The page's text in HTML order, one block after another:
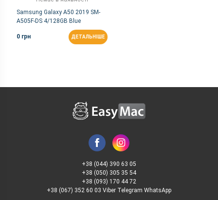
Samsung Galaxy A50 2019 SM-
A505F-DS 4/128GB Blue
0 грн ДЕТАЛЬНІШЕ
+38 (044) 390 63 05
+38 (050) 305 35 54
+38 (093) 170 44 72
+38 (067) 352 60 03 Viber Telegram WhatsApp